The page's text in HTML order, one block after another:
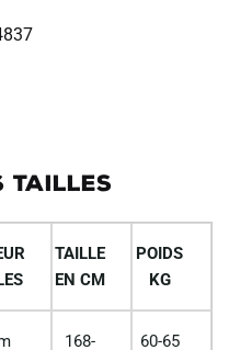
TAILLES
TAILLE
EN CM
POIDS
KG
168-
60-65